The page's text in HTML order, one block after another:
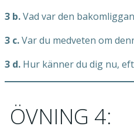
3 b.Vad var den
3 c.Var du medveten om
3 d. Hur känner du dig nu,
ÖVNING 4: